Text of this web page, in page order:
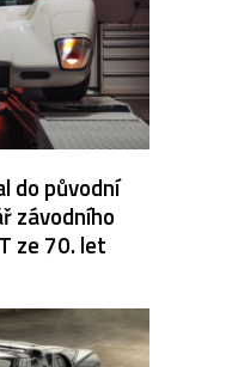
do původní
závodního
ze 70. let